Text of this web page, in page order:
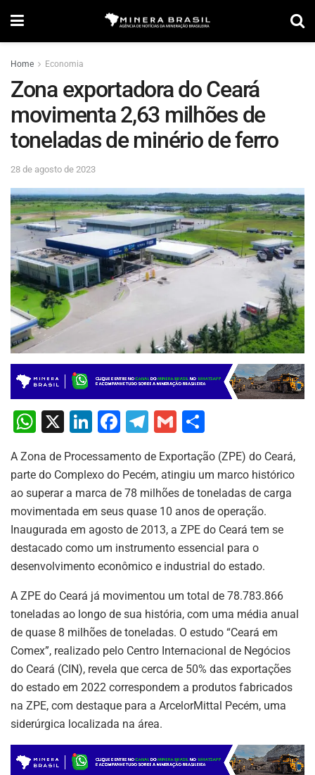
Home Economia
Zona exportadora do Ceará
movimenta 2,63 milhões de
toneladas de minério de ferro
28 de agosto de 2023
W
at
s
A
p
p
X
Li
k
e
dI
n
F
c
e
b
o
o
k
T
e
gr
a
m
G
ai
l
h
ar
e
A Zona de Processamento de Exportação (ZPE) do Ceará,
parte do Complexo do Pecém, atingiu um marco histórico
ao superar a marca de 78 milhões de toneladas de carga
movimentada em seus quase 10 anos de operação.
Inaugurada em agosto de 2013, a ZPE do Ceará tem se
destacado como um instrumento essencial para o
desenvolvimento econômico e industrial do estado.
A ZPE do Ceará já movimentou um total de 78.783.866
toneladas ao longo de sua história, com uma média anual
de quase 8 milhões de toneladas. O estudo “Ceará em
Comex”, realizado pelo Centro Internacional de Negócios
do Ceará (CIN), revela que cerca de 50% das exportações
do estado em 2022 correspondem a produtos fabricados
na ZPE, com destaque para a ArcelorMittal Pecém, uma
siderúrgica localizada na área.